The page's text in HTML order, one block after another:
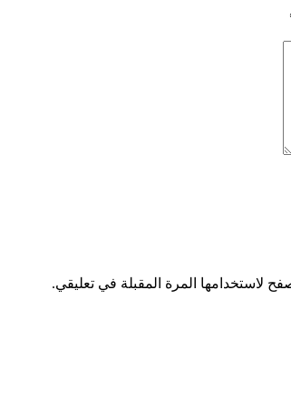
لاستخدامها المرة المقبلة في تعليقي.